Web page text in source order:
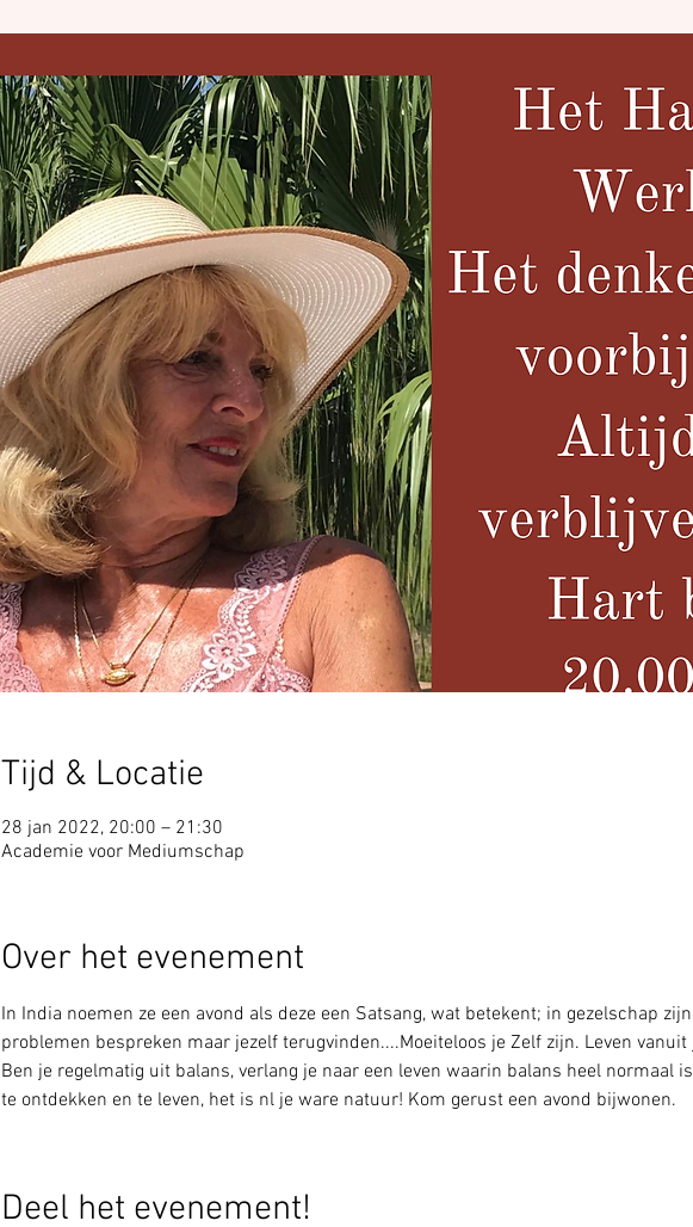
Tijd & Locatie
28 jan 2022, 20:00 – 21:30
Academie voor Mediumschap
Over het evenement
In India noemen ze een avond als deze een Satsang, wat betekent; in gezelschap
problemen bespreken maar jezelf terugvinden....Moeiteloos je Zelf zijn. Leven
Ben je regelmatig uit balans, verlang je naar een leven waarin balans heel normaal
te ontdekken en te leven, het is nl je ware natuur! Kom gerust een avond bijwonen.
Deel het evenement!